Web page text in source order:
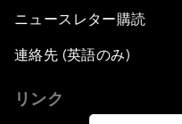
ニュースレター購読
連絡先 (英語のみ)
リンク